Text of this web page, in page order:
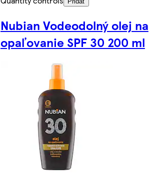
Nubian Vodeodolný olej na
opaľovanie SPF 30 200 ml